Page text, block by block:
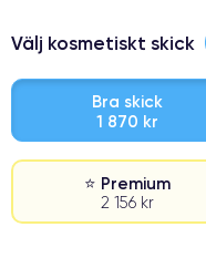
Välj kosmetiskt skick
Bra skick
1 870 kr
⭐ Premium
2 156 kr